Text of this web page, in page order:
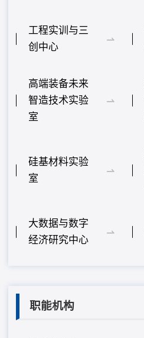
工程实训与三
创中心
高端装备未来
智造技术实验
室
硅基材料实验
室
大数据与数字
经济研究中心
职能机构